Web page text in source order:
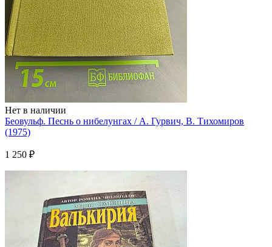
Нет в наличии
Беовульф. Песнь о нибелунгах / А. Гурвич, В. Тихомиров
(1975)
1 250 ₽